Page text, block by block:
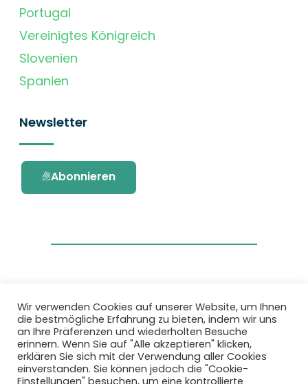
Portugal
Vereinigtes Königreich
Slovenien
Spanien
Newsletter
Abonnieren
Dieses Projekt wurde durch das Forschungs-
und Innovationsprogramm Horizon 2020 der
Europäischen Union unter der
Fördervereinbarung Nr. 101036418 gefördert.
Wir verwenden Cookies auf unserer Website, um Ihnen
die bestmögliche Erfahrung zu bieten, indem wir uns
an Ihre Präferenzen und wiederholten Besuche
erinnern. Wenn Sie auf "Alle akzeptieren" klicken,
erklären Sie sich mit der Verwendung aller Cookies
einverstanden. Sie können jedoch die "Cookie-
Einstellungen" besuchen, um eine kontrollierte